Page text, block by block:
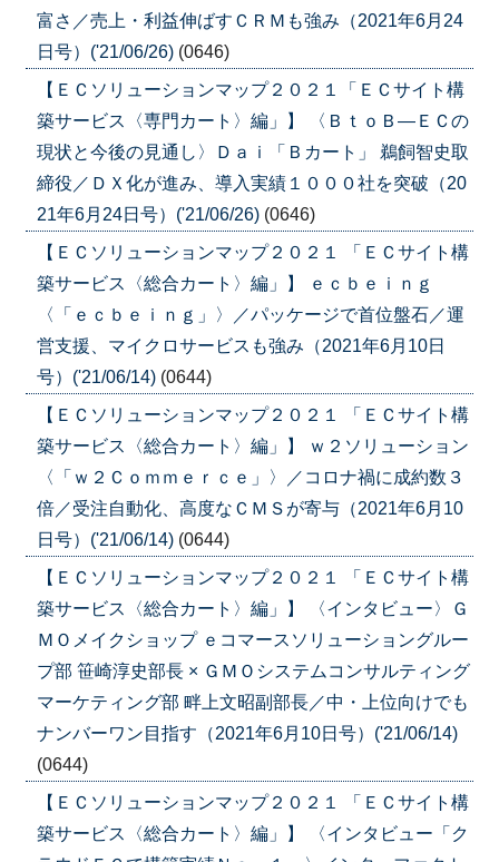
富さ／売上・利益伸ばすＣＲＭも強み（2021年6月24
日号）('21/06/26) (0646)
【ＥＣソリューションマップ２０２１「ＥＣサイト構
築サービス〈専門カート〉編」】 〈ＢｔｏＢ―ＥＣの
現状と今後の見通し〉Ｄａｉ「Ｂカート」 鵜飼智史取
締役／ＤＸ化が進み、導入実績１０００社を突破（20
21年6月24日号）('21/06/26) (0646)
【ＥＣソリューションマップ２０２１ 「ＥＣサイト構
築サービス〈総合カート〉編」】 ｅｃｂｅｉｎｇ
〈「ｅｃｂｅｉｎｇ」〉／パッケージで首位盤石／運
営支援、マイクロサービスも強み（2021年6月10日
号）('21/06/14) (0644)
【ＥＣソリューションマップ２０２１ 「ＥＣサイト構
築サービス〈総合カート〉編」】 ｗ２ソリューション
〈「ｗ２Ｃｏｍｍｅｒｃｅ」〉／コロナ禍に成約数３
倍／受注自動化、高度なＣＭＳが寄与（2021年6月10
日号）('21/06/14) (0644)
【ＥＣソリューションマップ２０２１ 「ＥＣサイト構
築サービス〈総合カート〉編」】 〈インタビュー〉Ｇ
ＭＯメイクショップ ｅコマースソリューショングルー
プ部 笹崎淳史部長 × ＧＭＯシステムコンサルティング
マーケティング部 畔上文昭副部長／中・上位向けでも
ナンバーワン目指す（2021年6月10日号）('21/06/14)
(0644)
【ＥＣソリューションマップ２０２１ 「ＥＣサイト構
築サービス〈総合カート〉編」】 〈インタビュー「ク